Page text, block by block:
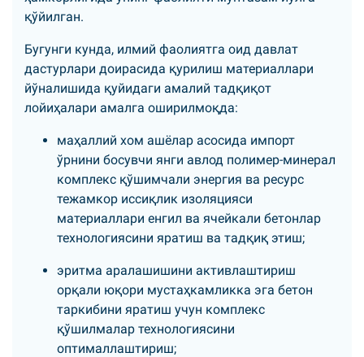
қўйилган.
Бугунги кунда, илмий фаолиятга оид давлат
дастурлари доирасида қурилиш материаллари
йўналишида қуйидаги амалий тадқиқот
лойиҳалари амалга оширилмоқда:
маҳаллий хом ашёлар асосида импорт
ўрнини босувчи янги авлод полимер-минерал
комплекс қўшимчали энергия ва ресурс
тежамкор иссиқлик изоляцияси
материаллари енгил ва ячейкали бетонлар
технологиясини яратиш ва тадқиқ этиш;
эритма аралашишини активлаштириш
орқали юқори мустаҳкамликка эга бетон
таркибини яратиш учун комплекс
қўшилмалар технологиясини
оптималлаштириш;